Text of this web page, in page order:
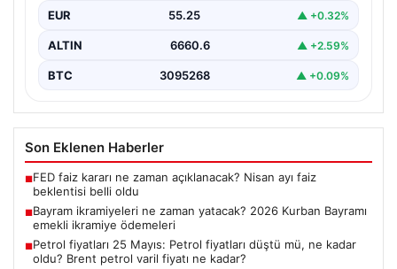
EUR 55.25 ▲ +0.32%
ALTIN 6660.6 ▲ +2.59%
BTC 3095268 ▲ +0.09%
Son Eklenen Haberler
■FED faiz kararı ne zaman açıklanacak? Nisan ayı faiz
beklentisi belli oldu
■Bayram ikramiyeleri ne zaman yatacak? 2026 Kurban Bayramı
emekli ikramiye ödemeleri
■Petrol fiyatları 25 Mayıs: Petrol fiyatları düştü mü, ne kadar
oldu? Brent petrol varil fiyatı ne kadar?